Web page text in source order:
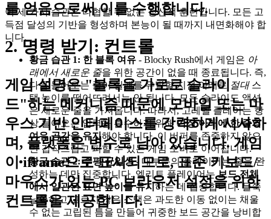
를 얻음으로써 이를 수행합니다.
2. 명령 받기: 컨트롤
게임 설명은 "블록을 가로로 슬라이
드"하는 메커니즘 때문에 모바일 또는 마
우스 기반 인터페이스를 강력하게 시사하
며, 플랫폼은 변수로 남아 있습니다. 게임
이 iframe으로 표시되므로, 표준키보드/
마우스가 있는 PC 브라우저설정을 위한
컨트롤을 제공합니다.
이 세 가지 습관은 타협할 수 없는 정신적 훈련입니다. 모든 고
득점 달성의 기반을 형성하며 본능이 될 때까지 내면화해야 합
니다.
황금 습관 1: 한 블록 여유 - Blocky Rush에서 게임은 아
래에서 새로운 줄을 위한 공간이 없을 때 종료됩니다. 즉,
다음 들어오는 줄이 실패를 유발할 지점 아래로 절대스
택 높이를 떨어뜨려서는 안 됩니다. 모든 슬라이드 액션
은 새로운 줄을 가져옵니다. 따라서, 고레벨 플레이는 항
상 들어오는 압력을 흡수하기 위해가장 아래에 한 줄의
여유 공간을 유지해야 합니다. 이 버퍼를 존중하지 않으
면 갑작스럽고 피할 수 있는 게임 오버로 이어집니다.
황금 습관 2: 수평 균일성- 대부분의 플레이어는 줄을 완
성하는 데만 집중합니다. 엘리트 플레이어는보드 전체
에서 일관된 표면 높이를 유지하는 데 집중합니다. 들쭉
날쭉하고 고르지 않은 스택은 과도한 이동 없이는 채울
수 없는 고립된 틈을 만들어 귀중한 보드 공간을 낭비합